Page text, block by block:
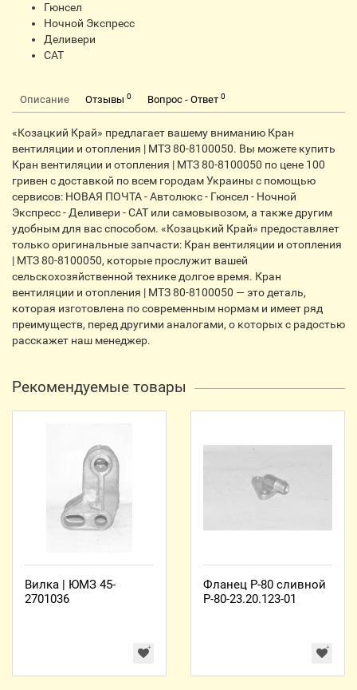
Гюнсел
Ночной Экспресс
Деливери
CАТ
Описание Отзывы 0 Вопрос - Ответ 0
«Козацкий Край» предлагает вашему вниманию Кран
вентиляции и отопления | МТЗ 80-8100050. Вы можете купить
Кран вентиляции и отопления | МТЗ 80-8100050 по цене 100
гривен с доставкой по всем городам Украины с помощью
сервисов: НОВАЯ ПОЧТА - Автолюкс - Гюнсел - Ночной
Экспресс - Деливери - CАТ или самовывозом, а также другим
удобным для вас способом. «Козацький Край» предоставляет
только оригинальные запчасти: Кран вентиляции и отопления
| МТЗ 80-8100050, которые прослужит вашей
сельскохозяйственной технике долгое время. Кран
вентиляции и отопления | МТЗ 80-8100050 — это деталь,
которая изготовлена по современным нормам и имеет ряд
преимуществ, перед другими аналогами, о которых с радостью
расскажет наш менеджер.
Рекомендуемые товары
Вилка | ЮМЗ 45-
2701036
Фланец Р-80 сливной
Р-80-23.20.123-01